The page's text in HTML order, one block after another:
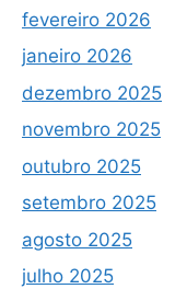
fevereiro 2026
janeiro 2026
dezembro 2025
novembro 2025
outubro 2025
setembro 2025
agosto 2025
julho 2025